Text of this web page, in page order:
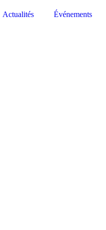
Actualités Événements